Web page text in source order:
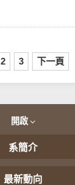
2 3 下一頁
開啟
系簡介
最新動向